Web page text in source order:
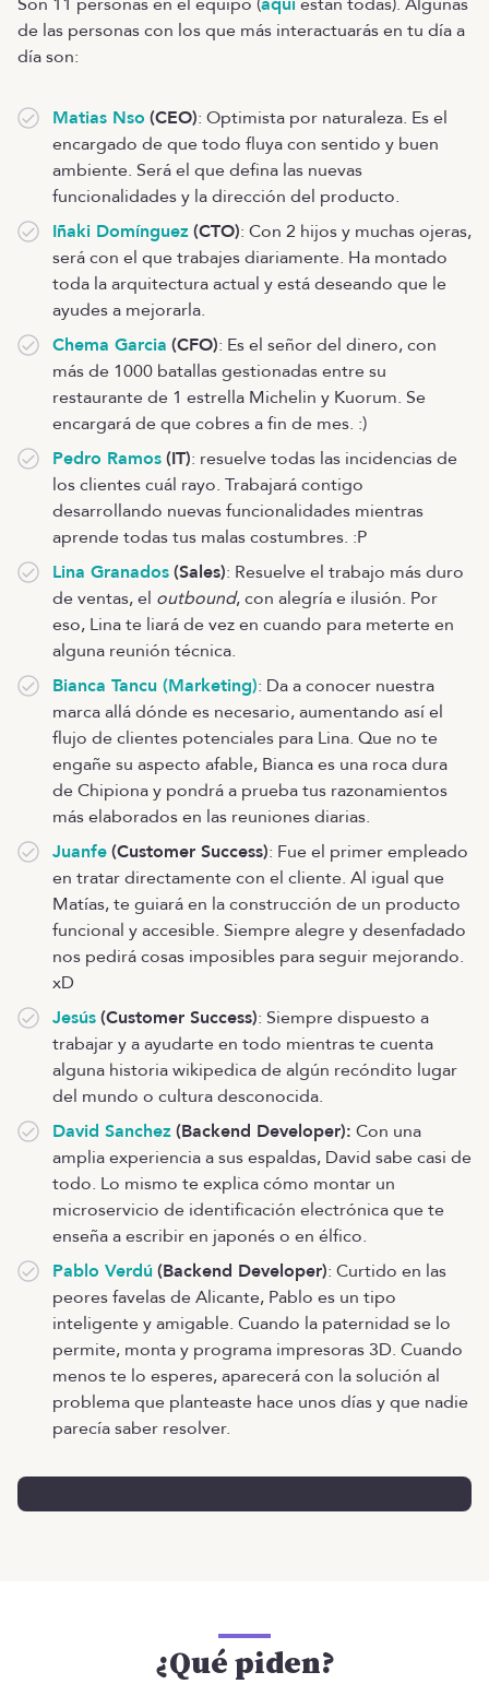
de las personas con los que más interactuarás en tu día a
día son:
Matias Nso (CEO): Optimista por naturaleza. Es el
encargado de que todo fluya con sentido y buen
ambiente. Será el que defina las nuevas
funcionalidades y la dirección del producto.
Iñaki Domínguez(CTO): Con 2 hijos y muchas ojeras,
será con el que trabajes diariamente. Ha montado
toda la arquitectura actual y está deseando que le
ayudes a mejorarla.
Chema Garcia (CFO): Es el señor del dinero, con
más de 1000 batallas gestionadas entre su
restaurante de 1 estrella Michelin y Kuorum. Se
encargará de que cobres a fin de mes. :)
Pedro Ramos(IT): resuelve todas las incidencias de
los clientes cuál rayo. Trabajará contigo
desarrollando nuevas funcionalidades mientras
aprende todas tus malas costumbres. :P
Lina Granados(Sales): Resuelve el trabajo más duro
de ventas, el outbound, con alegría e ilusión. Por
eso, Lina te liará de vez en cuando para meterte en
alguna reunión técnica.
Bianca Tancu (Marketing): Da a conocer nuestra
marca allá dónde es necesario, aumentando así el
flujo de clientes potenciales para Lina. Que no te
engañe su aspecto afable, Bianca es una roca dura
de Chipiona y pondrá a prueba tus razonamientos
más elaborados en las reuniones diarias.
Juanfe(Customer Success): Fue el primer empleado
en tratar directamente con el cliente. Al igual que
Matías, te guiará en la construcción de un producto
funcional y accesible. Siempre alegre y desenfadado
nos pedirá cosas imposibles para seguir mejorando.
xD
Jesús(Customer Success): Siempre dispuesto a
trabajar y a ayudarte en todo mientras te cuenta
alguna historia wikipedica de algún recóndito lugar
del mundo o cultura desconocida.
David Sanchez(Backend Developer): Con una
amplia experiencia a sus espaldas, David sabe casi de
todo. Lo mismo te explica cómo montar un
microservicio de identificación electrónica que te
enseña a escribir en japonés o en élfico.
Pablo Verdú (Backend Developer): Curtido en las
peores favelas de Alicante, Pablo es un tipo
inteligente y amigable. Cuando la paternidad se lo
permite, monta y programa impresoras 3D. Cuando
menos te lo esperes, aparecerá con la solución al
problema que planteaste hace unos días y que nadie
parecía saber resolver.
¿Qué piden?